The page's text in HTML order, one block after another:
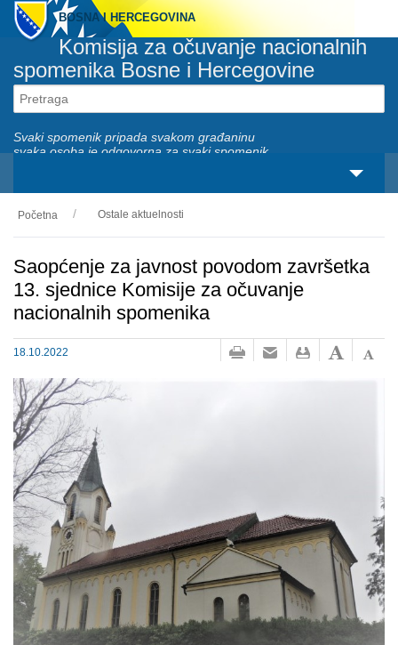
BOSNA I HERCEGOVINA
Komisija za očuvanje nacionalnih
spomenika Bosne i Hercegovine
Svaki spomenik pripada svakom građaninu
svaka osoba je odgovorna za svaki spomenik
O nama
Zakonski okviri
Aktivnosti
Nacionalni spomenici
Servisi
Multimedija
Početna Ostale aktuelnosti
Saopćenje za javnost povodom završetka
13. sjednice Komisije za očuvanje
nacionalnih spomenika
18.10.2022